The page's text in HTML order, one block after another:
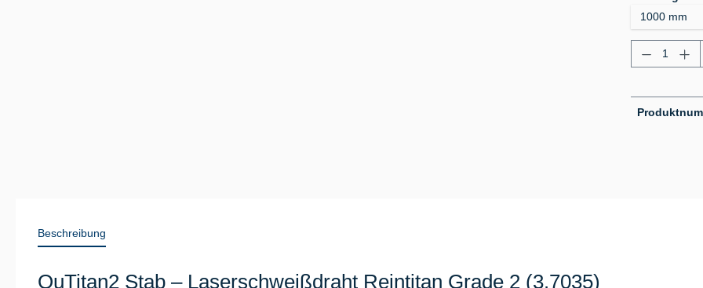
Produkt
Beschreibung
QuTitan2 Stab – Laserschweißdraht Reintitan Grade 2 (3.7035)